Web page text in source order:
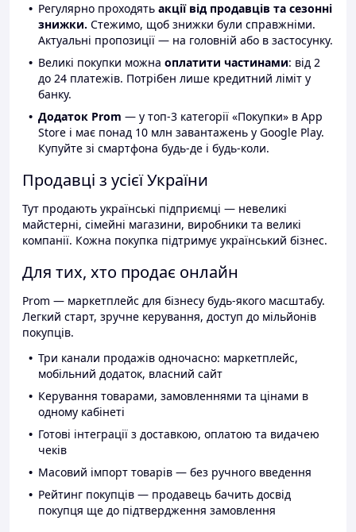
Регулярно проходять акції від продавців та сезонні
знижки. Стежимо, щоб знижки були справжніми.
Актуальні пропозиції — на головній або в застосунку.
Великі покупки можна оплатити частинами: від 2
до 24 платежів. Потрібен лише кредитний ліміт у
банку.
Додаток Prom — у топ-3 категорії «Покупки» в App
Store і має понад 10 млн завантажень у Google Play.
Купуйте зі смартфона будь-де і будь-коли.
Продавці з усієї України
Тут продають українські підприємці — невеликі
майстерні, сімейні магазини, виробники та великі
компанії. Кожна покупка підтримує український бізнес.
Для тих, хто продає онлайн
Prom — маркетплейс для бізнесу будь-якого масштабу.
Легкий старт, зручне керування, доступ до мільйонів
покупців.
Три канали продажів одночасно: маркетплейс,
мобільний додаток, власний сайт
Керування товарами, замовленнями та цінами в
одному кабінеті
Готові інтеграції з доставкою, оплатою та видачею
чеків
Масовий імпорт товарів — без ручного введення
Рейтинг покупців — продавець бачить досвід
покупця ще до підтвердження замовлення